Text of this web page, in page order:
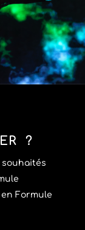
?
souhaités
Formule